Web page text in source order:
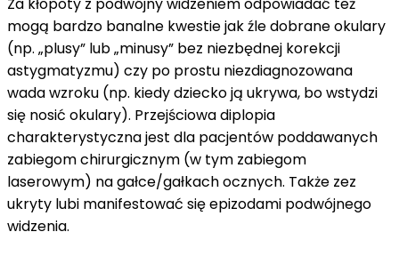
Za kłopoty z podwójny widzeniem odpowiadać też
mogą bardzo banalne kwestie jak źle dobrane okulary
(np. „plusy” lub „minusy” bez niezbędnej korekcji
astygmatyzmu) czy po prostu niezdiagnozowana
wada wzroku (np. kiedy dziecko ją ukrywa, bo wstydzi
się nosić okulary). Przejściowa diplopia
charakterystyczna jest dla pacjentów poddawanych
zabiegom chirurgicznym (w tym zabiegom
laserowym) na gałce/gałkach ocznych. Także zez
ukryty lubi manifestować się epizodami podwójnego
widzenia.